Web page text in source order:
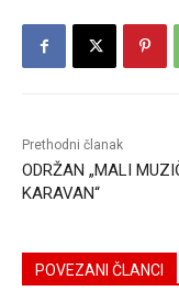
Prethodni članak
ODRŽAN „MALI
KARAVAN“
POVEZANI ČLANCI